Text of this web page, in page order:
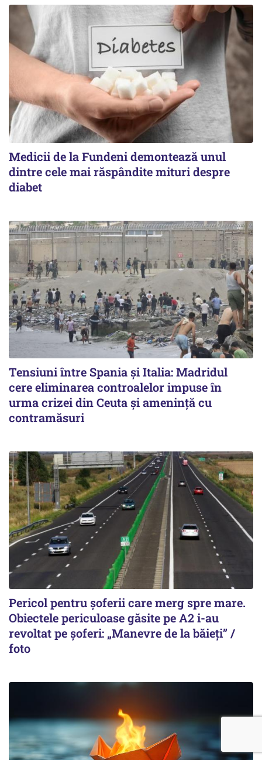
Medicii de la Fundeni demontează unul
dintre cele mai răspândite mituri despre
diabet
Tensiuni între Spania și Italia: Madridul
cere eliminarea controalelor impuse în
urma crizei din Ceuta și amenință cu
contramăsuri
Pericol pentru șoferii care merg spre mare.
Obiectele periculoase găsite pe A2 i-au
revoltat pe șoferi: „Manevre de la băieți” /
foto